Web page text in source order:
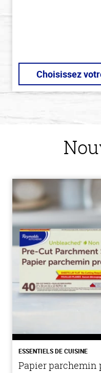
Choisissez
ESSENTIELS DE CUISINE
Papier parchemin